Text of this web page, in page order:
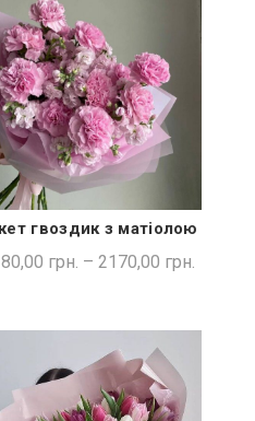
ШВИДКА ПОКУПКА
гвоздик з матіолою
грн. – 2170,00 грн.